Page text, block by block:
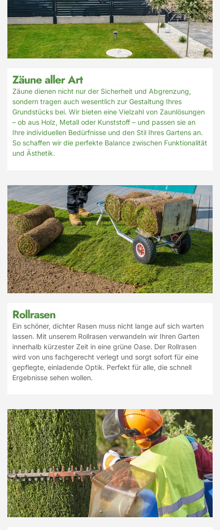
Zäune aller Art
Zäune dienen nicht nur der Sicherheit und Abgrenzung,
sondern tragen auch wesentlich zur Gestaltung Ihres
Grundstücks bei. Wir bieten eine Vielzahl von Zaunlösungen
– ob aus Holz, Metall oder Kunststoff – und passen sie an
Ihre individuellen Bedürfnisse und den Stil Ihres Gartens an.
So schaffen wir die perfekte Balance zwischen Funktionalität
und Ästhetik.
Rollrasen
Ein schöner, dichter Rasen muss nicht lange auf sich warten
lassen. Mit unserem Rollrasen verwandeln wir Ihren Garten
innerhalb kürzester Zeit in eine grüne Oase. Der Rollrasen
wird von uns fachgerecht verlegt und sorgt sofort für eine
gepflegte, einladende Optik. Perfekt für alle, die schnell
Ergebnisse sehen wollen.